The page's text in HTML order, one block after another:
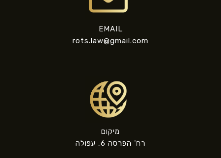
EMAIL
rots.law@gmail.com
מיקום
רח' הפרסה 6, עפולה